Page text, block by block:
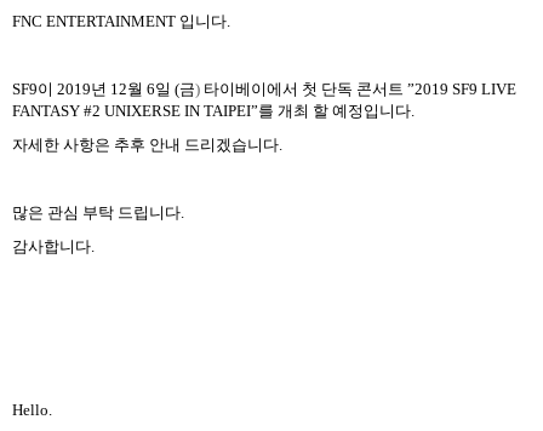
FNC ENTERTAINMENT 입니다.
SF9이 2019년 12월 6일 (금) 타이베이에서 첫 단독 콘서트 ”2019 SF9 LIVE
FANTASY #2 UNIXERSE IN TAIPEI”를 개최 할 예정입니다
자세한 사항은 추후 안내 드리겠습니다.
많은 관심 부탁 드립니다
감사합니다.
Hello.